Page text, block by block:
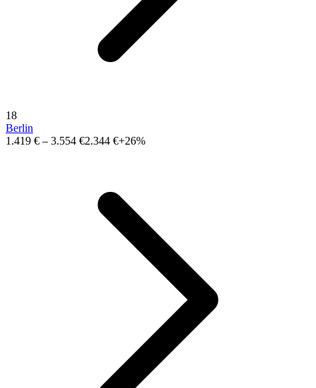
18
Berlin
1.419 € – 3.554 €2.344 €+26%